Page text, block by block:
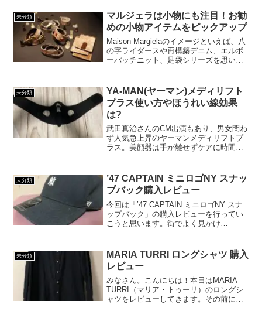
未分類
マルジェラは小物にも注目！お勧
めの小物アイテムをピックアップ
Maison Margielaのイメージといえば、八
の字ライダースや再構築デニム、エルボ
ーパッチニット、足袋シリーズを思い浮
記したアイテムたちが担っていると思い
ます。し...
未分類
YA-MAN(ヤーマン)メディリフト
プラス使い方やほうれい線効果
は?
武田真治さんのCM出演もあり、男女問わ
ず人気急上昇のヤーマンメディリフトプ
ラス。美顔器は手が離せずケアに時間を
ます。今回はヤーマンの人気商品をピッ
クアップします。
未分類
’47 CAPTAIN ミニロゴNY スナッ
プバック購入レビュー
今回は「’47 CAPTAIN ミニロゴNY スナ
ップバック」の購入レビューを行ってい
こうと思います。街でよく見かけ
また違った良さを持ち合わせています。
ス...
未分類
MARIA TURRI ロングシャツ 購入
レビュー
みなさん。こんにちは！本日はMARIA
TURRI（マリア・トゥーリ）のロングシ
ャツをレビューしてきます。その前にあ